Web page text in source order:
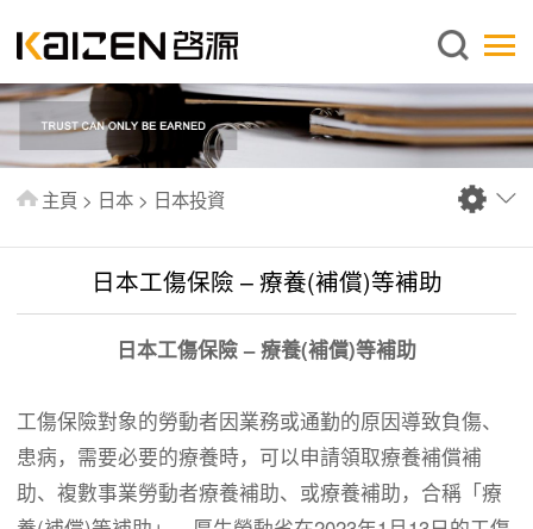
繁體中文
關於啓源
服務範圍
出版刊物
常見問題
聯絡我們
主頁 > 日本 > 日本投資
日本工傷保險 – 療養(補償)等補助
日本工傷保險 – 療養(補償)等補助
工傷保險對象的勞動者因業務或通勤的原因導致負傷、
患病，需要必要的療養時，可以申請領取療養補償補
助、複數事業勞動者療養補助、或療養補助，合稱「療